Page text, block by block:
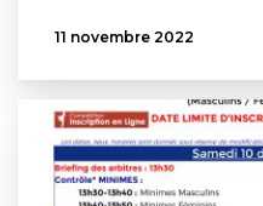
11 novembre 2022